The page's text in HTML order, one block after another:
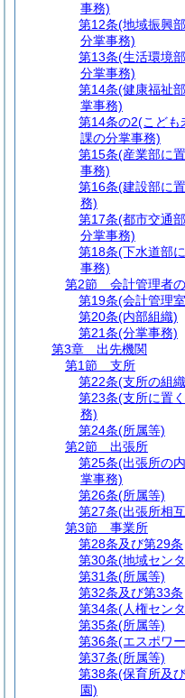
事務)
第12条(地域振興
分掌事務)
第13条(生活環境
分掌事務)
第14条(健康福祉
掌事務)
第14条の2(こども
課の分掌事務)
第15条(産業部に
事務)
第16条(建設部に
務)
第17条(都市交通
分掌事務)
第18条(下水道部
事務)
第2節
会計管理者
第19条(会計管理
第20条(内部組織)
第21条(分掌事務)
第3章
出先機関
第1節
支所
第22条(支所の組
第23条(支所に置
務)
第24条(所属等)
第2節
出張所
第25条(出張所の
掌事務)
第26条(所属等)
第27条(出張所相
第3節
事業所
第28条及び第29条
第30条(地域セン
第31条(所属等)
第32条及び第33条
第34条(人権セン
第35条(所属等)
第36条(エスポワ
第37条(所属等)
第38条(保育所及
園)